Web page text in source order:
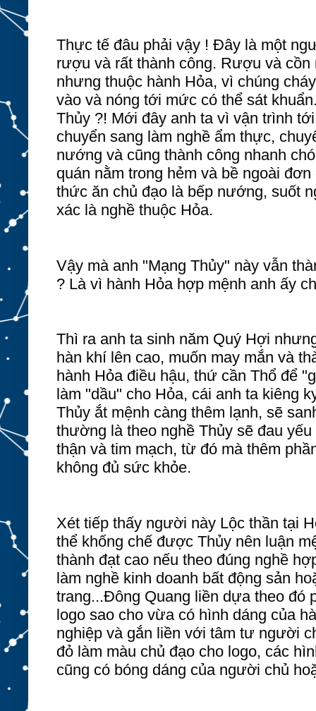
Thực tế đâu phải vậy ! Đây là một
rượu và rất thành công. Rượu và
nhưng thuộc hành Hỏa, vì chúng
vào và nóng tới mức có thể sát
Thủy ?! Mới đây anh ta vì vận trình
chuyển sang làm nghề ẩm thực,
nướng và cũng thành công nhanh
quán nằm trong hẻm và bề ngoài
thức ăn chủ đạo là bếp nướng, suốt
xác là nghề thuộc Hỏa.
Vậy mà anh "Mạng Thủy" này vẫn
? Là vì hành Hỏa hợp mệnh anh ấy
Thì ra anh ta sinh năm Quý Hợi
hàn khí lên cao, muốn may mắn và
hành Hỏa điều hậu, thứ cần Thổ để
làm "dầu" cho Hỏa, cái anh ta kiêng
Thủy ắt mệnh càng thêm lạnh, sẽ
thường là theo nghề Thủy sẽ đau
thận và tim mạch, từ đó mà thêm
không đủ sức khỏe.
Xét tiếp thấy người này Lộc thần tại H
thể khống chế được Thủy nên luận
thành đạt cao nếu theo đúng nghề
làm nghề kinh doanh bất động sản
trang...Đông Quang liền dựa theo đó
logo sao cho vừa có hình dáng của
nghiệp và gắn liền với tâm tư người
đỏ làm màu chủ đạo cho logo, các
cũng có bóng dáng của người chủ